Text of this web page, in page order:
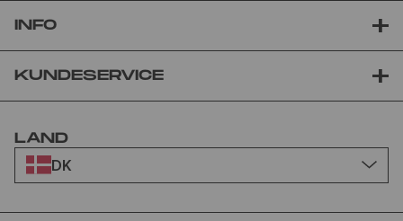
INFO
KUNDESERVICE
LAND
DK